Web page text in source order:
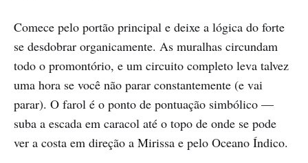
Comece pelo portão principal e deixe a lógica do forte
se desdobrar organicamente. As muralhas circundam
todo o promontório, e um circuito completo leva talvez
uma hora se você não parar constantemente (e vai
parar). O farol é o ponto de pontuação simbólico —
suba a escada em caracol até o topo de onde se pode
ver a costa em direção a Mirissa e pelo Oceano Índico.